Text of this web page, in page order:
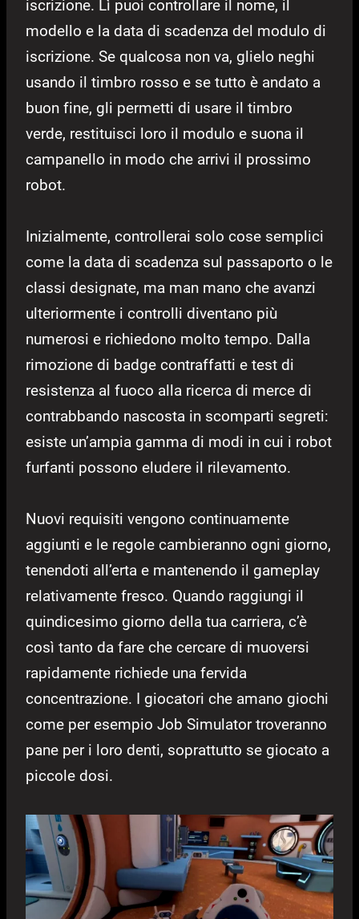
iscrizione. Lì puoi controllare il nome, il
modello e la data di scadenza del modulo di
iscrizione. Se qualcosa non va, glielo neghi
usando il timbro rosso e se tutto è andato a
buon fine, gli permetti di usare il timbro
verde, restituisci loro il modulo e suona il
campanello in modo che arrivi il prossimo
robot.
Inizialmente, controllerai solo cose semplici
come la data di scadenza sul passaporto o le
classi designate, ma man mano che avanzi
ulteriormente i controlli diventano più
numerosi e richiedono molto tempo. Dalla
rimozione di badge contraffatti e test di
resistenza al fuoco alla ricerca di merce di
contrabbando nascosta in scomparti segreti:
esiste un’ampia gamma di modi in cui i robot
furfanti possono eludere il rilevamento.
Nuovi requisiti vengono continuamente
aggiunti e le regole cambieranno ogni giorno,
tenendoti all’erta e mantenendo il gameplay
relativamente fresco. Quando raggiungi il
quindicesimo giorno della tua carriera, c’è
così tanto da fare che cercare di muoversi
rapidamente richiede una fervida
concentrazione. I giocatori che amano giochi
come per esempio Job Simulator troveranno
pane per i loro denti, soprattutto se giocato a
piccole dosi.